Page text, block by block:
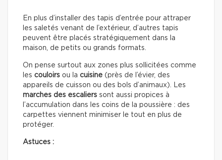
En plus d’installer des tapis d’entrée pour attraper
les saletés venant de l’extérieur, d’autres tapis
peuvent être placés stratégiquement dans la
maison, de petits ou grands formats.
On pense surtout aux zones plus sollicitées comme
les couloirs ou la cuisine (près de l’évier, des
appareils de cuisson ou des bols d’animaux). Les
marches des escaliers sont aussi propices à
l’accumulation dans les coins de la poussière : des
carpettes viennent minimiser le tout en plus de
protéger.
Astuces :